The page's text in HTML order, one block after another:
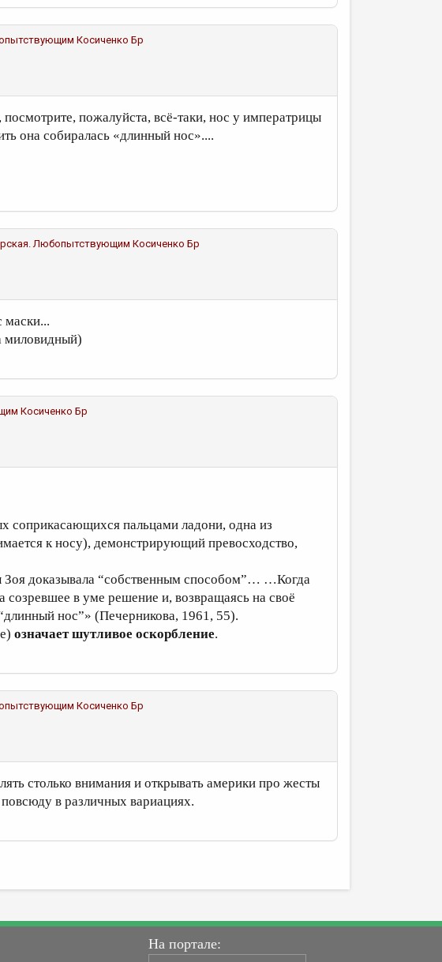
Косиченко Бр
пожалуйста, всё-таки, нос у императрицы
она собиралась «длинный нос»....
Любопытствующим Косиченко Бр
маски...
миловидный)
Косиченко Бр
соприкасающихся пальцами ладони, одна из
к носу), демонстрирующий превосходство,
доказывала “собственным способом”… …Когда
созревшее в уме решение и, возвращаясь на своё
нос”» (Печерникова, 1961, 55).
означает шутливое оскорбление.
Косиченко Бр
столько внимания и открывать америки про жесты
в различных вариациях.
На портале: